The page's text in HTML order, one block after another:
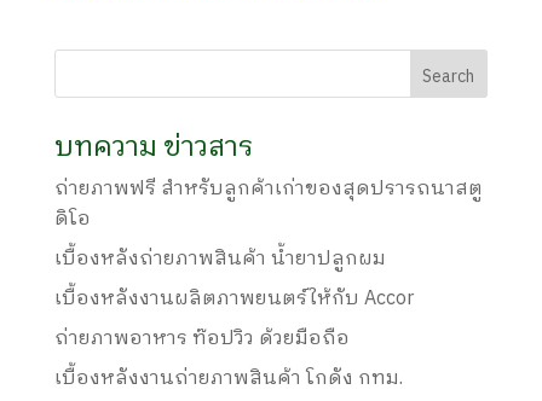
บทความ ข่าวสาร
ถ่ายภาพฟรี สำหรับลูกค้าเก่าของสุดปรารถนาสตู
ดิโอ
เบื้องหลังถ่ายภาพสินค้า น้ำยาปลูกผม
เบื้องหลังงานผลิตภาพยนตร์ให้กับ Accor
ถ่ายภาพอาหาร ท๊อปวิว ด้วยมือถือ
เบื้องหลังงานถ่ายภาพสินค้า โกดัง กทม.